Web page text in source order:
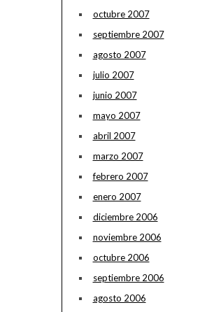
octubre 2007
septiembre 2007
agosto 2007
julio 2007
junio 2007
mayo 2007
abril 2007
marzo 2007
febrero 2007
enero 2007
diciembre 2006
noviembre 2006
octubre 2006
septiembre 2006
agosto 2006